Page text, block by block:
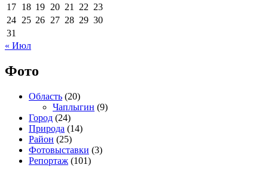
17 18 19 20 21 22 23
24 25 26 27 28 29 30
31
« Июл
Фото
Область (20)
Чаплыгин (9)
Город (24)
Природа (14)
Район (25)
Фотовыставки (3)
Репортаж (101)